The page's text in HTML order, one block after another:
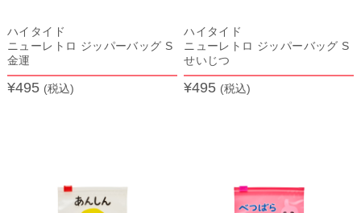
ハイタイド
ニューレトロ ジッパーバッグ S
金運
¥495 (税込)
ハイタイド
ニューレトロ ジッパーバッグ S
せいじつ
¥495 (税込)